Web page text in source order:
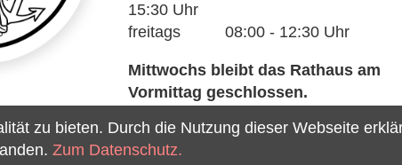
15:30 Uhr
freitags 08:00 - 12:30 Uhr
Mittwochs bleibt das Rathaus am
Vormittag geschlossen.
zu bieten. Durch die Nutzung dieser Webseite
Zum Datenschutz.